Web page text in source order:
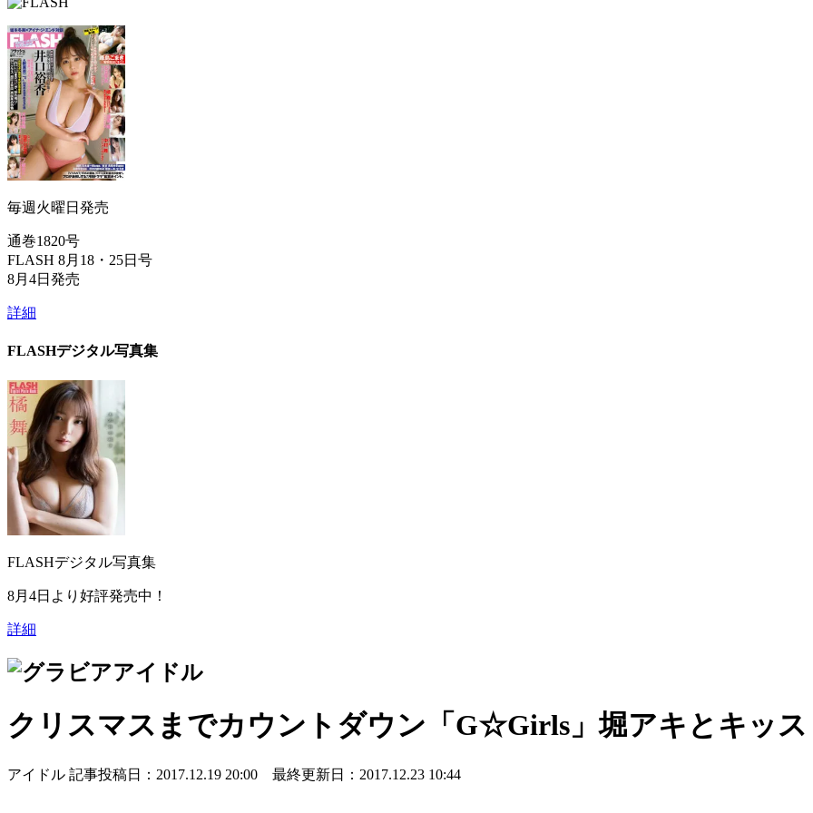
毎週火曜日発売
通巻1820号
FLASH 8月18・25日号
8月4日発売
詳細
FLASHデジタル写真集
FLASHデジタル写真集
8月4日より好評発売中！
詳細
アイドル
クリスマスまでカウントダウン「G☆Girls」堀アキとキッス
アイドル 記事投稿日：2017.12.19 20:00 最終更新日：2017.12.23 10:44